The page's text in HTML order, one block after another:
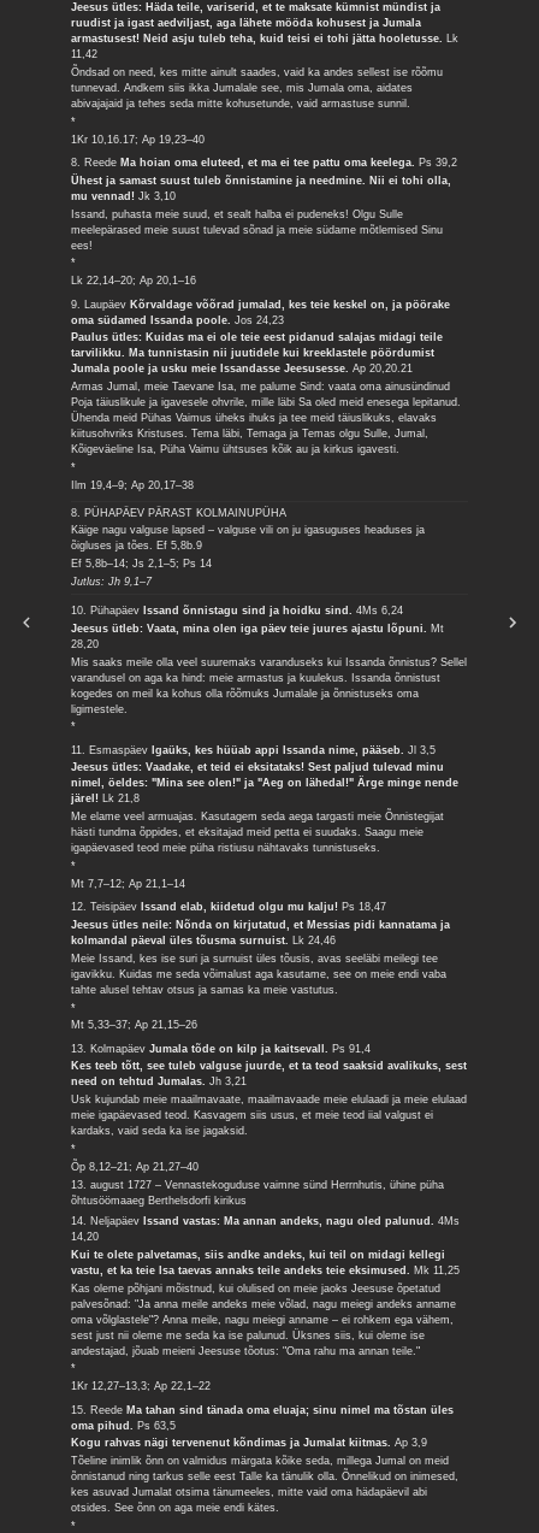
Jeesus ütles: Häda teile, variserid, et te maksate kümnist mündist ja
ruudist ja igast aedviljast, aga lähete mööda kohusest ja Jumala
armastusest! Neid asju tuleb teha, kuid teisi ei tohi jätta hooletusse. Lk
11,42
Õndsad on need, kes mitte ainult saades, vaid ka andes sellest ise rõõmu
tunnevad. Andkem siis ikka Jumalale see, mis Jumala oma, aidates
abivajajaid ja tehes seda mitte kohusetunde, vaid armastuse sunnil.
*
1Kr 10,16.17; Ap 19,23–40
8. Reede Ma hoian oma eluteed, et ma ei tee pattu oma keelega. Ps 39,2
Ühest ja samast suust tuleb õnnistamine ja needmine. Nii ei tohi olla,
mu vennad!Jk 3,10
Issand, puhasta meie suud, et sealt halba ei pudeneks! Olgu Sulle
meelepärased meie suust tulevad sõnad ja meie südame mõtlemised Sinu
ees!
*
Lk 22,14–20; Ap 20,1–16
9. Laupäev Kõrvaldage võõrad jumalad, kes teie keskel on, ja pöörake
oma südamed Issanda poole.Jos 24,23
Paulus ütles: Kuidas ma ei ole teie eest pidanud salajas midagi teile
tarvilikku. Ma tunnistasin nii juutidele kui kreeklastele pöördumist
Jumala poole ja usku meie Issandasse Jeesusesse.Ap 20,20.21
Armas Jumal, meie Taevane Isa, me palume Sind: vaata oma ainusündinud
Poja täiuslikule ja igavesele ohvrile, mille läbi Sa oled meid enesega lepitanud.
Ühenda meid Pühas Vaimus üheks ihuks ja tee meid täiuslikuks, elavaks
kiitusohvriks Kristuses. Tema läbi, Temaga ja Temas olgu Sulle, Jumal,
Kõigeväeline Isa, Püha Vaimu ühtsuses kõik au ja kirkus igavesti.
*
Ilm 19,4–9; Ap 20,17–38
8. PÜHAPÄEV PÄRAST KOLMAINUPÜHA
Käige nagu valguse lapsed – valguse vili on ju igasuguses headuses ja
õigluses ja tões. Ef 5,8b.9
Ef 5,8b–14; Js 2,1–5; Ps 14
Jutlus: Jh 9,1–7
10. Pühapäev Issand õnnistagu sind ja hoidku sind.4Ms 6,24
Jeesus ütleb: Vaata, mina olen iga päev teie juures ajastu lõpuni. Mt
28,20
Mis saaks meile olla veel suuremaks varanduseks kui Issanda õnnistus? Sellel
varandusel on aga ka hind: meie armastus ja kuulekus. Issanda õnnistust
kogedes on meil ka kohus olla rõõmuks Jumalale ja õnnistuseks oma
ligimestele.
*
11. Esmaspäev Igaüks, kes hüüab appi Issanda nime, pääseb.Jl 3,5
Jeesus ütles: Vaadake, et teid ei eksitataks! Sest paljud tulevad minu
nimel, öeldes: "Mina see olen!" ja "Aeg on lähedal!" Ärge minge nende
järel! Lk 21,8
Me elame veel armuajas. Kasutagem seda aega targasti meie Õnnistegijat
hästi tundma õppides, et eksitajad meid petta ei suudaks. Saagu meie
igapäevased teod meie püha ristiusu nähtavaks tunnistuseks.
*
Mt 7,7–12; Ap 21,1–14
12. Teisipäev Issand elab, kiidetud olgu mu kalju! Ps 18,47
Jeesus ütles neile: Nõnda on kirjutatud, et Messias pidi kannatama ja
kolmandal päeval üles tõusma surnuist.
Lk 24,46
Meie Issand, kes ise suri ja surnuist üles tõusis, avas seeläbi meilegi tee
igavikku. Kuidas me seda võimalust aga kasutame, see on meie endi vaba
tahte alusel tehtav otsus ja samas ka meie vastutus.
*
Mt 5,33–37; Ap 21,15–26
13. KolmapäevJumala tõde on kilp ja kaitsevall. Ps 91,4
Kes teeb tõtt, see tuleb valguse juurde, et ta teod saaksid avalikuks, sest
need on tehtud Jumalas.Jh 3,21
Usk kujundab meie maailmavaate, maailmavaade meie elulaadi ja meie elulaad
meie igapäevased teod. Kasvagem siis usus, et meie teod iial valgust ei
kardaks, vaid seda ka ise jagaksid.
*
Õp 8,12–21; Ap 21,27–40
13. august 1727 – Vennastekoguduse vaimne sünd Herrnhutis, ühine püha
õhtusöömaaeg Berthelsdorfi kirikus
14. Neljapäev Issand vastas: Ma annan andeks, nagu oled palunud.4Ms
14,20
Kui te olete palvetamas, siis andke andeks, kui teil on midagi kellegi
vastu, et ka teie Isa taevas annaks teile andeks teie eksimused. Mk 11,25
Kas oleme põhjani mõistnud, kui olulised on meie jaoks Jeesuse õpetatud
palvesõnad: "Ja anna meile andeks meie võlad, nagu meiegi andeks anname
oma võlglastele"? Anna meile, nagu meiegi anname – ei rohkem ega vähem,
sest just nii oleme me seda ka ise palunud. Üksnes siis, kui oleme ise
andestajad, jõuab meieni Jeesuse tõotus: "Oma rahu ma annan teile."
*
1Kr 12,27–13,3; Ap 22,1–22
15. Reede Ma tahan sind tänada oma eluaja; sinu nimel ma tõstan üles
oma pihud. Ps 63,5
Kogu rahvas nägi tervenenut kõndimas ja Jumalat kiitmas.Ap 3,9
Tõeline inimlik õnn on valmidus märgata kõike seda, millega Jumal on meid
õnnistanud ning tarkus selle eest Talle ka tänulik olla. Õnnelikud on inimesed,
kes asuvad Jumalat otsima tänumeeles, mitte vaid oma hädapäevil abi
otsides. See õnn on aga meie endi kätes.
*